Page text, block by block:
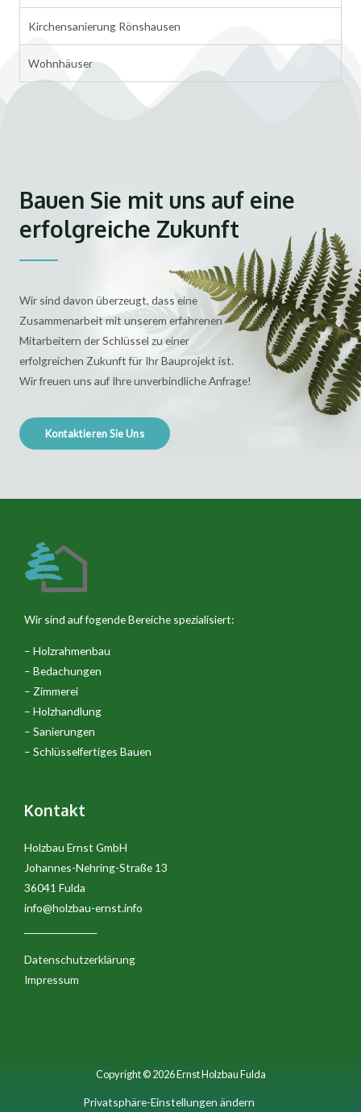
Kirchensanierung Rönshausen
Wohnhäuser
Bauen Sie mit uns auf eine
erfolgreiche Zukunft
Wir sind davon überzeugt, dass eine
Zusammenarbeit mit unserem erfahrenen
Mitarbeitern der Schlüssel zu einer
erfolgreichen Zukunft für Ihr Bauprojekt ist.
Wir freuen uns auf Ihre unverbindliche Anfrage!
Kontaktieren Sie Uns
Wir sind auf fogende Bereiche spezialisiert:
– Holzrahmenbau
– Bedachungen
– Zimmerei
– Holzhandlung
– Sanierungen
– Schlüsselfertiges Bauen
Kontakt
Holzbau Ernst GmbH
Johannes-Nehring-Straße 13
36041 Fulda
info@holzbau-ernst.info
Datenschutzerklärung
Impressum
Copyright © 2026 Ernst Holzbau Fulda
Privatsphäre-Einstellungen ändern